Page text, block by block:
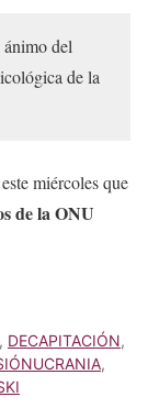
ánimo del
de la
miércoles que
de la ONU
, DECAPITACIÓN,
,